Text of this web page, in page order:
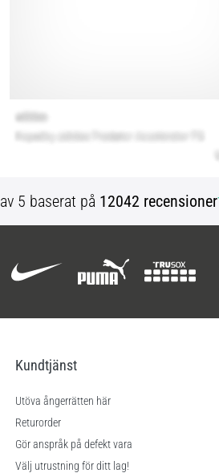
av 5 baserat på 12042 recensioner
Kundtjänst
Utöva ångerrätten här
Returorder
Gör anspråk på defekt vara
Välj utrustning för ditt lag!